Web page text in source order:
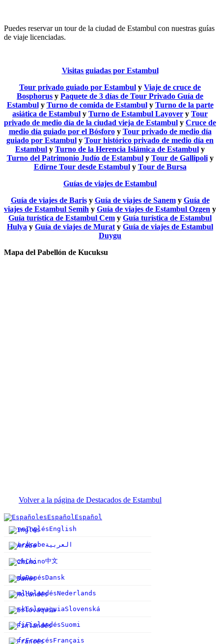
Puedes reservar un tour de la ciudad de Estambul con nuestras guías
de viaje licenciadas.
Visitas guiadas por Estambul
Tour privado guiado por Estambul y Viaje de cruce de
Bosphorus y Paquete de 3 días de Tour Privado Guía de
Estambuly Turno de comida de Estambuly Turno de la parte
asiática de Estambul y Turno de Estambul Layover y Tour
privado de medio día de la ciudad vieja de Estambul y Cruce de
medio día guiado por el Bósforoy Tour privado de medio día
guiado por Estambul y Tour histórico privado de medio día en
Estambul y Turno de la Herencia Islámica de Estambul y
Turno del Patrimonio Judío de Estambuly Tour de Gallipoliy
Edirne Tour desde Estambuly Tour de Bursa
Guías de viajes de Estambul
Guía de viajes de Barisy Guía de viajes de Sanemy Guía de
viajes de Estambul Semih y Guía de viajes de Estambul Ozgen y
Guía turística de Estambul Cem y Guía turística de Estambul
Hulya y Guía de viajes de Murat y Guía de viajes de Estambul
Duygu
Mapa del Pabellón de Kucuksu
Volver a la página de Destacados de Estambul
esEspañolEspañol
enInglésEnglish
arÁrabeالعربية
zhChino中文
daDanésDansk
nlHolandésNederlands
skEslovaquiaSlovenská
fiFinlandésSuomi
frFrancésFrançais